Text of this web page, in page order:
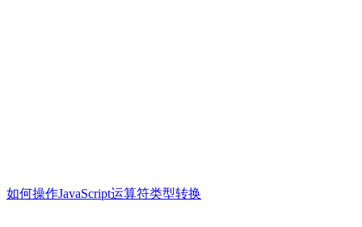
如何操作JavaScript运算符类型转换